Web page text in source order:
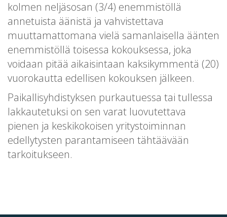
kolmen neljäsosan (3/4) enemmistöllä
annetuista äänistä ja vahvistettava
muuttamattomana vielä samanlaisella äänten
enemmistöllä toisessa kokouksessa, joka
voidaan pitää aikaisintaan kaksikymmentä (20)
vuorokautta edellisen kokouksen jälkeen.
Paikallisyhdistyksen purkautuessa tai tullessa
lakkautetuksi on sen varat luovutettava
pienen ja keskikokoisen yritystoiminnan
edellytysten parantamiseen tähtäävään
tarkoitukseen.